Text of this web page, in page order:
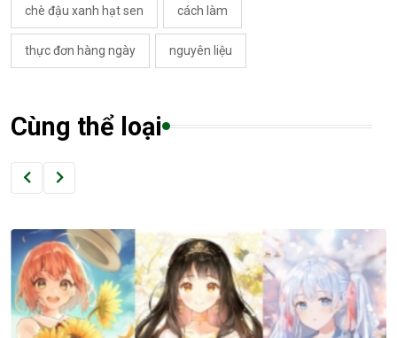
chè đậu xanh hạt sen cách làm
thực đơn hàng ngày nguyên liệu
Cùng thể loại